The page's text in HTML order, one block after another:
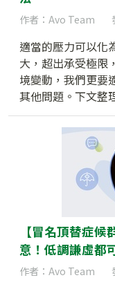
作者：Avo Team
適當的壓力可以化
大，超出承受極限
境變動，我們更要
其他問題。下文整
減壓方法，助你紓
【冒名頂替症
意！低調謙虛都
作者：Avo Team